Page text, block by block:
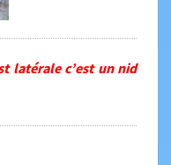
latérale c’est un nid